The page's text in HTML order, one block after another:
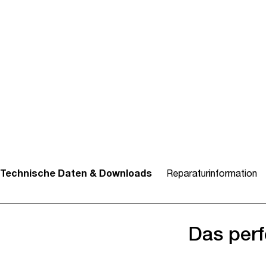
Technische Daten & Downloads Reparaturinformation
Das